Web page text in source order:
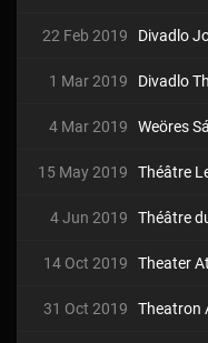
22 Feb 2019 Divadlo
1 Mar 2019 Divadlo
4 Mar 2019 Weöres
15 May 2019 Théâtre
4 Jun 2019 Théâtre
14 Oct 2019 Theater
31 Oct 2019 Theatron